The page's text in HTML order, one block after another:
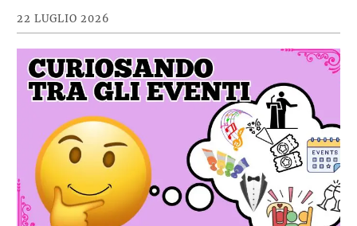
22 LUGLIO 2026